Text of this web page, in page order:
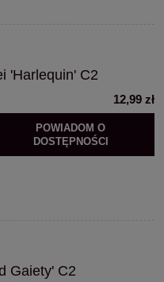
'Harlequin' C2
12,99 zł
POWIADOM O
DOSTĘPNOŚCI
Gaiety' C2